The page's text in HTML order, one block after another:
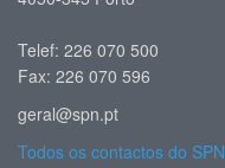
Telef: 226 070 500
Fax: 226 070 596
geral@spn.pt
Todos os contactos do SPN